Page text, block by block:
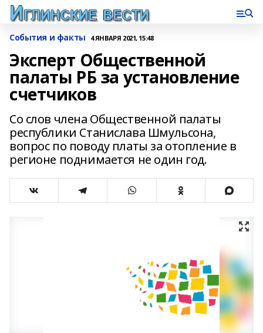
События и факты 4 ЯНВАРЯ 2021, 15:48
Эксперт Общественной
палаты РБ за установление
счетчиков
Со слов члена Общественной палаты
республики Станислава Шмульсона,
вопрос по поводу платы за отопление в
регионе поднимается не один год.